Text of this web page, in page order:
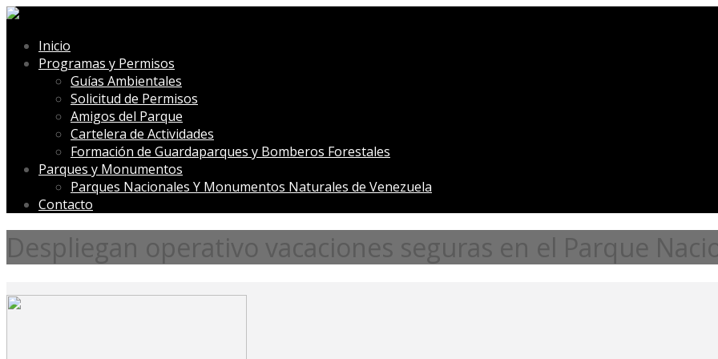
Inicio
Programas y Permisos
Guías Ambientales
Solicitud de Permisos
Amigos del Parque
Cartelera de Actividades
Formación de Guardaparques y Bomberos Forestales
Parques y Monumentos
Parques Nacionales Y Monumentos Naturales de Venezuela
Contacto
Despliegan operativo vacaciones seguras en el Parque